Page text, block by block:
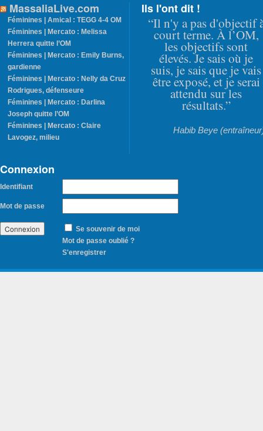
MassaliaLive.com
Féminines | Amical : TEGG 4-4 OM
Féminines | Mercato : Melissa
Herrera quitte l’OM
Féminines | Mercato : Emily Burns,
gardienne
Féminines | Mercato : Nelly da Cruz
Rodrigues, défenseure
Féminines | Mercato : Darlina
Joseph quitte l’OM
Féminines | Mercato : Claire
Lavogez, milieu
Ils l'ont dit !
“Il n'y a pas d'objectif
court terme. À l’OM,
les objectifs sont
élevés. Je sais où je
suis, je sais que je vais
être exposé, et je serai
attendu sur les
résultats.”
Habib Beye
Connexion
Identifiant
Mot de passe
Se souvenir de moi
Mot de passe oublié ?
S'enregistrer